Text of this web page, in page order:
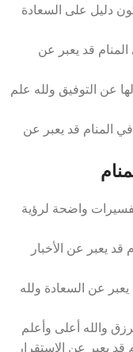
دليل على السعادة
المنام قد يعبر عن
عن التوفيق ولله علم
المنام قد يعبر عن
واضحة لرؤية
يعبر عن الأخبار
يعبر عن السعادة ولله
والله أعلى وأعلم
يعبر عن الاستقرار